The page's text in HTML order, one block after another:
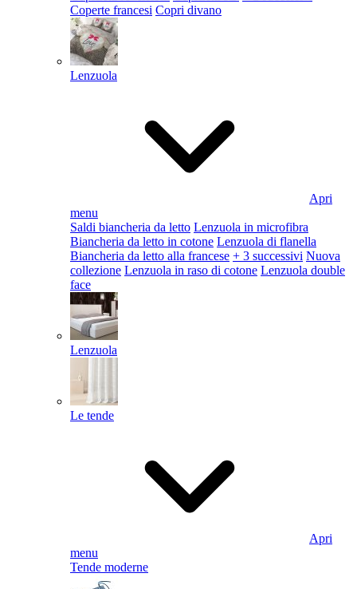
Coperte francesi Copri divano
Lenzuola
Apri
menu
Saldi biancheria da letto Lenzuola in microfibra
Biancheria da letto in cotone Lenzuola di flanella
Biancheria da letto alla francese + 3 successivi Nuova
collezione Lenzuola in raso di cotone Lenzuola double
face
Lenzuola
Le tende
Apri
menu
Tende moderne